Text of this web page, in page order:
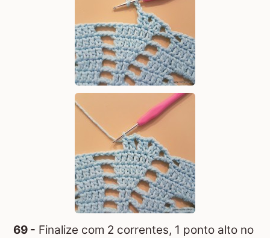
69 - Finalize com 2 correntes, 1 ponto alto no